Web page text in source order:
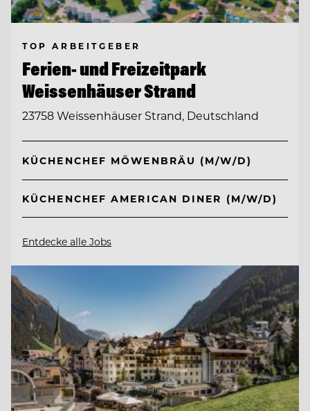
TOP ARBEITGEBER
Ferien- und Freizeitpark
Weissenhäuser Strand
23758 Weissenhäuser Strand, Deutschland
KÜCHENCHEF MÖWENBRÄU (M/W/D)
KÜCHENCHEF AMERICAN DINER (M/W/D)
Entdecke alle Jobs